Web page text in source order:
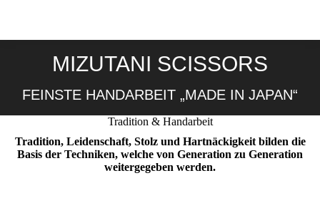
MIZUTANI SCISSORS
FEINSTE HANDARBEIT „MADE IN JAPAN“
Tradition & Handarbeit
Tradition, Leidenschaft, Stolz und Hartnäckigkeit bilden die
Basis der Techniken, welche von Generation zu Generation
weitergegeben werden.